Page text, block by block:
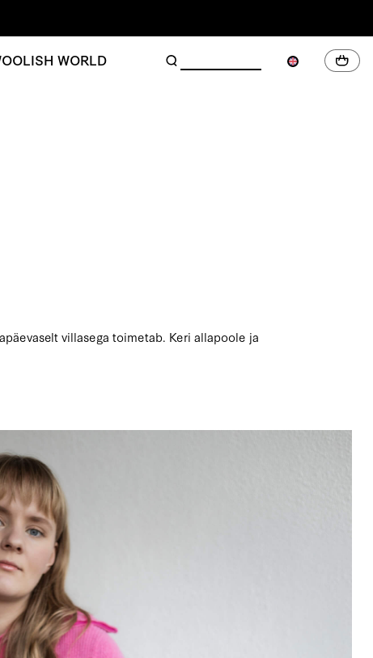
WORLD
villasega toimetab. Keri allapoole ja